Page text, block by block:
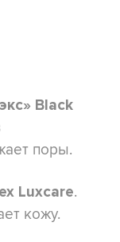
Black
поры.
Luxcare.
кожу.